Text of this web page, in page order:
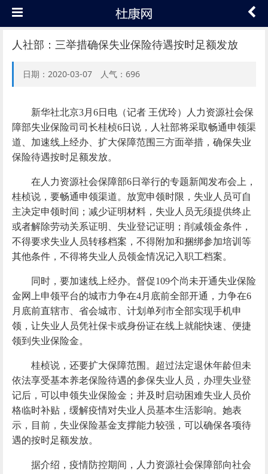
人社部：三举措确保失业保险待遇按时足额发放
日期：2020-03-07 人气：696
新华社北京3月6日电（记者 王优玲）人力资源社会保
障部失业保险司司长桂桢6日说，人社部将采取畅通申领渠
道、加速线上经办、扩大保障范围三方面举措，确保失业
保险待遇按时足额发放。
在人力资源社会保障部6日举行的专题新闻发布会上，
桂桢说，要畅通申领渠道。放宽申领时限，失业人员可自
主决定申领时间；减少证明材料，失业人员无须提供终止
或者解除劳动关系证明、失业登记证明；削减领金条件，
不得要求失业人员转移档案，不得附加和捆绑参加培训等
其他条件，不得将失业人员领金情况记入职工档案。
同时，要加速线上经办。督促109个尚未开通失业保险
金网上申领平台的城市力争在4月底前全部开通，力争在6
月底前直辖市、省会城市、计划单列市全部实现手机申
领，让失业人员凭社保卡或身份证在线上就能快速、便捷
领到失业保险金。
桂桢说，还要扩大保障范围。超过法定退休年龄但未
依法享受基本养老保险待遇的参保失业人员，办理失业登
记后，可以申领失业保险金；并及时启动困难失业人员价
格临时补贴，缓解疫情对失业人员基本生活影响。她表
示，目前，失业保险基金支撑能力较强，可以确保各项待
遇的按时足额发放。
据介绍，疫情防控期间，人力资源社会保障部向社会